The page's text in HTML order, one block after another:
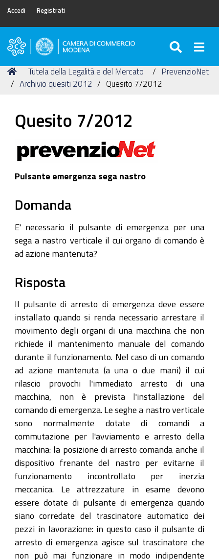
Accedi Registrati
Camera
Commercio
di
Tu
sei
Home
Tutela della Legalità e del Mercato
PrevenzioNet
Archivio quesiti 2012
Quesito 7/2012
Quesito 7/2012
Pulsante emergenza sega nastro
Domanda
E' necessario il pulsante di emergenza per una
sega a nastro verticale il cui organo di comando è
ad azione mantenuta?
Risposta
Il pulsante di arresto di emergenza deve essere
installato quando si renda necessario arrestare il
movimento degli organi di una macchina che non
richiede il mantenimento manuale del comando
durante il funzionamento. Nel caso di un comando
ad azione mantenuta (a una o due mani) il cui
rilascio provochi l'immediato arresto di una
macchina, non è prevista l'installazione del
comando di emergenza. Le seghe a nastro verticale
sono normalmente dotate di comandi a
commutazione per l'avviamento e arresto della
macchina: la posizione di arresto comanda anche il
dispositivo frenante del nastro per evitarne il
funzionamento incontrollato per inerzia
meccanica. Le attrezzature in esame devono
essere dotate di pulsante di emergenza quando
siano corredate del trascinatore automatico dei
pezzi in lavorazione: in questo caso il pulsante di
arresto di emergenza agisce sul trascinatore che
non può mai funzionare in modo indipendente